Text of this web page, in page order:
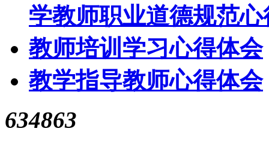
学教师职业道德规范
教师培训学习心得体会
教学指导教师心得体会
634863